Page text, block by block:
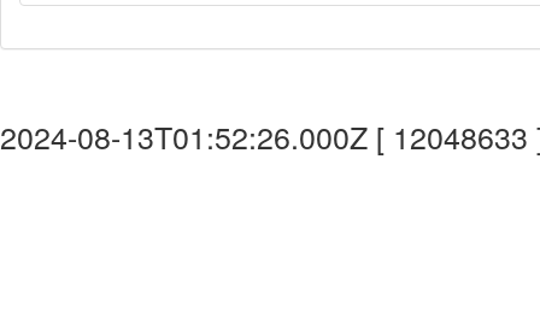
2024-08-13T01:52:26.000Z [ 12048633